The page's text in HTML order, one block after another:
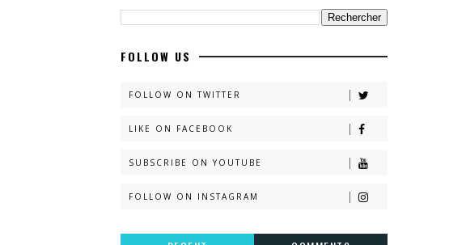
FOLLOW US
FOLLOW ON TWITTER
LIKE ON FACEBOOK
SUBSCRIBE ON YOUTUBE
FOLLOW ON INSTAGRAM